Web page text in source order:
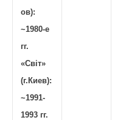
ов):
~1980-е
гг.
«Свiт»
(г.Киев):
~1991-
1993 гг.